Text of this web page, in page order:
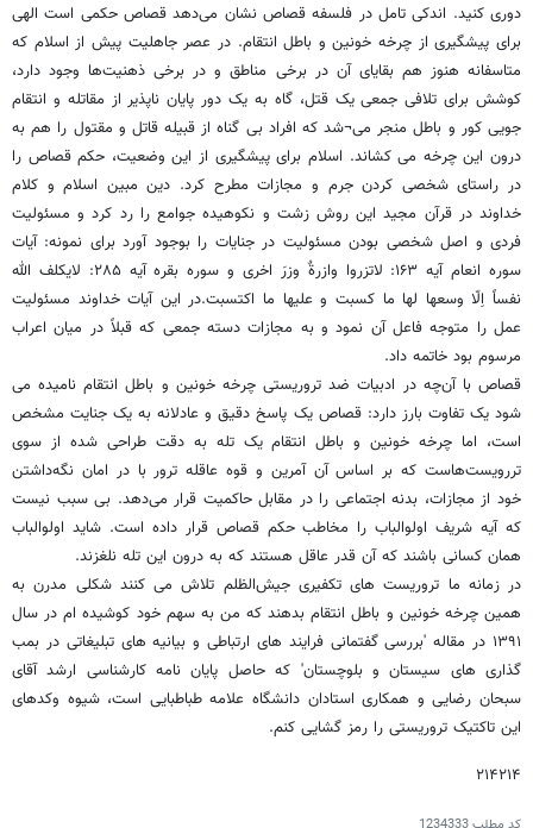
دوری کنید. اندکی تامل در فلسفه قصاص نشان می‌دهد قصاص حکمی است الهی
برای پیشگیری از چرخه خونین و باطل انتقام. در عصر جاهلیت پیش از اسلام که
متاسفانه هنوز هم بقایای آن در برخی مناطق و در برخی ذهنیت‌ها وجود دارد،
کوشش برای تلافی جمعی یک قتل، گاه به یک دور پایان ناپذیر از مقاتله و انتقام
جویی کور و باطل منجر می¬شد که افراد بی گناه از قبیله قاتل و مقتول را هم به
درون این چرخه می کشاند. اسلام برای پیشگیری از این وضعیت، حکم قصاص را
در راستای شخصی کردن جرم و مجازات مطرح کرد. دین مبین اسلام و کلام
خداوند در قرآن مجید این روش زشت و نکوهیده جوامع را رد کرد و مسئولیت
فردی و اصل شخصی بودن مسئولیت در جنایات را بوجود آورد برای نمونه: آیات
سوره انعام آیه ۱۶۳: لاتزروا وازرةٌ وزرَ اخری و سوره بقره آیه ۲۸۵: لایکلف الله
نفساً اِلّا وسعها لها ما کسبت و علیها ما اکتسبت.در این آیات خداوند مسئولیت
عمل را متوجه فاعل آن نمود و به مجازات دسته جمعی که قبلاً در میان اعراب
مرسوم بود خاتمه داد.
قصاص با آن‌چه در ادبیات ضد تروریستی چرخه خونین و باطل انتقام نامیده می
شود یک تفاوت بارز دارد: قصاص یک پاسخ دقیق و عادلانه به یک جنایت مشخص
است، اما چرخه خونین و باطل انتقام یک تله به دقت طراحی شده از سوی
تررویست‌هاست که بر اساس آن آمرین و قوه عاقله ترور با در امان نگه‌داشتن
خود از مجازات، بدنه اجتماعی را در مقابل حاکمیت قرار می‌دهد. بی سبب نیست
که آیه شریف اولوالباب را مخاطب حکم قصاص قرار داده است. شاید اولوالباب
همان کسانی باشند که آن قدر عاقل هستند که به درون این تله نلغزند.
در زمانه ما تروریست های تکفیری جیش‌الظلم تلاش می کنند شکلی مدرن به
همین چرخه خونین و باطل انتقام بدهند که من به سهم خود کوشیده ام در سال
۱۳۹۱ در مقاله‌ 'بررسی گفتمانی فرایند های ارتباطی و بیانیه های تبلیغاتی در بمب
گذاری های سیستان و بلوچستان' که حاصل پایان نامه کارشناسی ارشد آقای
سبحان رضایی و همکاری استادان دانشگاه علامه طباطبایی است، شیوه وکدهای
این تاکتیک تروریستی را رمز گشایی کنم.
۲۱۴۲۱۴